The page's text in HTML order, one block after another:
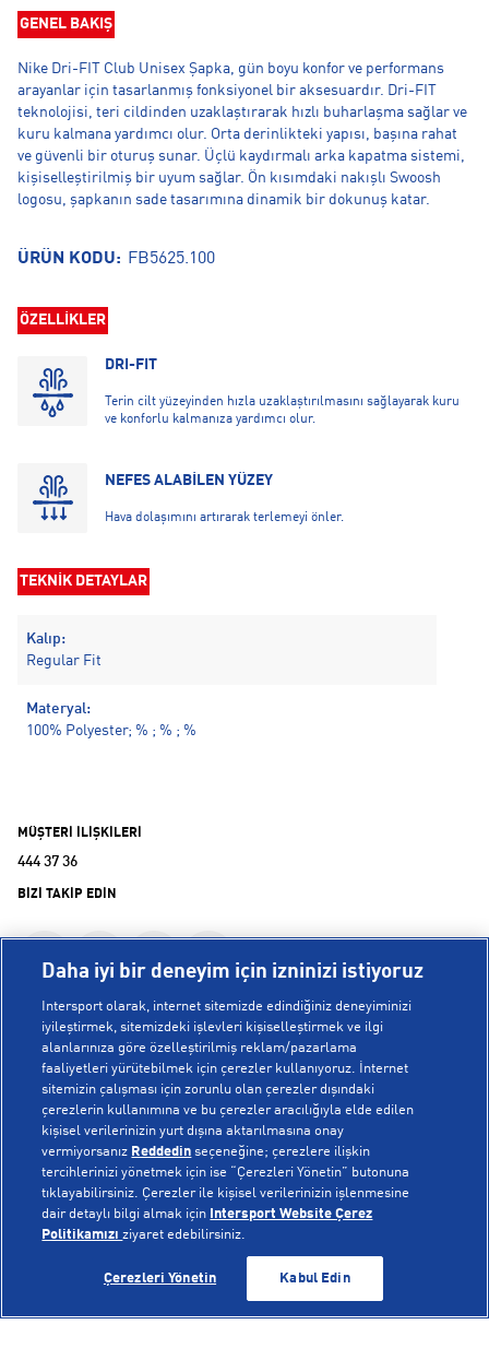
SEPETE EKLE
GENEL BAKIŞ
Nike Dri-FIT Club Unisex Şapka, gün boyu konfor ve performans
arayanlar için tasarlanmış fonksiyonel bir aksesuardır. Dri-FIT
teknolojisi, teri cildinden uzaklaştırarak hızlı buharlaşma sağlar ve
kuru kalmana yardımcı olur. Orta derinlikteki yapısı, başına rahat
ve güvenli bir oturuş sunar. Üçlü kaydırmalı arka kapatma sistemi,
kişiselleştirilmiş bir uyum sağlar. Ön kısımdaki nakışlı Swoosh
logosu, şapkanın sade tasarımına dinamik bir dokunuş katar.
ÜRÜN KODU: FB5625.100
ÖZELLİKLER
DRI-FIT
Terin cilt yüzeyinden hızla uzaklaştırılmasını sağlayarak kuru
ve konforlu kalmanıza yardımcı olur.
NEFES ALABİLEN YÜZEY
Hava dolaşımını artırarak terlemeyi önler.
TEKNİK DETAYLAR
Kalıp:
Regular Fit
Materyal:
100% Polyester; % ; % ; %
SEPETE EKLE
MÜŞTERİ İLİŞKİLERİ
444 37 36
BİZİ TAKİP EDİN
KURUMSAL
Hakkımızda
Mağazalarımız
Bilgi Toplumu Hizmetleri
Gizlilik Politikası
İşlem Rehberi
Kampanyalar
YARDIM
Sipariş Takibi
İptal & İade
Sıkça Sorulan Sorular
Yetkili Servis Listesi
POPÜLER KOLEKSİYONLAR
Voleybol Milli Takım Formaları
New Balance 408
Daha iyi bir deneyim için izninizi istiyoruz
Intersport olarak, internet sitemizde edindiğiniz deneyiminizi
iyileştirmek, sitemizdeki işlevleri kişiselleştirmek ve ilgi
alanlarınıza göre özelleştirilmiş reklam/pazarlama
faaliyetleri yürütebilmek için çerezler kullanıyoruz. İnternet
sitemizin çalışması için zorunlu olan çerezler dışındaki
çerezlerin kullanımına ve bu çerezler aracılığıyla elde edilen
kişisel verilerinizin yurt dışına aktarılmasına onay
vermiyorsanız Reddedin seçeneğine; çerezlere ilişkin
tercihlerinizi yönetmek için ise “Çerezleri Yönetin” butonuna
tıklayabilirsiniz. Çerezler ile kişisel verilerinizin işlenmesine
dair detaylı bilgi almak için
Intersport Website Çerez
Politikamızıziyaret edebilirsiniz.
Çerezleri Yönetin Kabul Edin